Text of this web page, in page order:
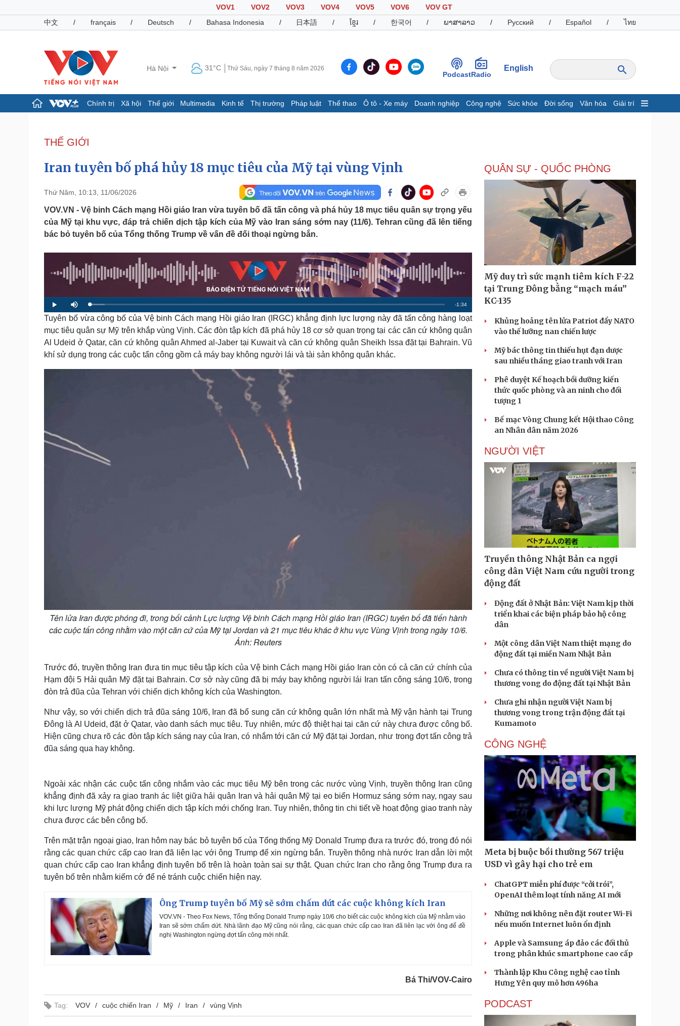
VOV1 VOV2 VOV3 VOV4 VOV5 VOV6
VOV GT
中文
/ français / Deutsch / Bahasa Indonesia / 日本語 / ខ្មែរ / 한국어 / ພາສາລາວ / Русский / Español / ไทย
Hà Nội 31°C Thứ Sáu, ngày 7 tháng 8 năm 2026
PodcastRadio
English
Chính trị Xã hội Thế giới Multimedia Kinh tế Thị trường Pháp luật Thể thao Ô tô - Xe máy Doanh nghiệp Công nghệ Sức khỏe Đời sống Văn hóa Giải trí
Đảng
Tổ chức nhân sự
Nhận diện sự thật
Giáo dục
Dấu ấn VOV
Infographic
Chứng khoán
Giá cà phê
Pháp luật
Vụ án
Tin nóng
Quân sự - Quốc phòng
Vũ khí
Việt Nam
Thể thao
Bóng đá
Lịch thi đấu bóng đá
eSports
Hậu trường
Ô tô - Xe máy
Ô tô
Doanh nghiệp
Thông tin doanh nghiệp
Doanh nghiệp 24h
Vì cộng đồng
Công nghệ
Sành điệu
Tin Công nghệ
Trải nghiệm
Chuyển đổi số
Sức khỏe
Cây thuốc
Sản phụ khoa
Nhi khoa
Nam khoa
Làm đẹp - giảm cân
Phòng mạch online
Ăn sạch sống khỏe
Đời sống
Blog
Tình yêu - Gia đình
Văn hóa
Sân khấu - Điện ảnh
Văn học
Âm nhạc
Di sản
Giải trí
Nghệ sĩ
Thời trang
Sao Việt
Du lịch
Săn Tour
check-in
Podcast
Câu chuyện thời sự
Cửa sổ tình yêu
Kể chuyện cho bé
Hạt giống tâm hồn
THẾ GIỚI
Iran tuyên bố phá hủy 18 mục tiêu của Mỹ tại vùng Vịnh
Thứ Năm, 10:13, 11/06/2026
VOV.VN - Vệ binh Cách mạng Hồi giáo Iran vừa tuyên bố đã tấn công và phá hủy 18 mục tiêu quân sự trọng yếu
của Mỹ tại khu vực, đáp trả chiến dịch tập kích của Mỹ vào Iran sáng sớm nay (11/6). Tehran cũng đã lên tiếng
bác bỏ tuyên bố của Tổng thống Trump về vấn đề đối thoại ngừng bắn.
P
l
a
y
M
u
t
e
L
o
a
d
d
4
.
3
4
R
e
m
-1:34
Tuyên bố vừa công bố của Vệ binh Cách mạng Hồi giáo Iran (IRGC) khẳng định lực lượng này đã tấn công hàng loạt
mục tiêu quân sự Mỹ trên khắp vùng Vịnh. Các đòn tập kích đã phá hủy 18 cơ sở quan trọng tại các căn cứ không quân
Al Udeid ở Qatar, căn cứ không quân Ahmed al-Jaber tại Kuwait và căn cứ không quân Sheikh Issa đặt tại Bahrain. Vũ
khí sử dụng trong các cuộc tấn công gồm cả máy bay không người lái và tài sản không quân khác.
Tên lửa Iran được phóng đi, trong bối cảnh Lực lượng Vệ binh Cách mạng Hồi giáo Iran (IRGC) tuyên bố đã tiến hành
các cuộc tấn công nhằm vào một căn cứ của Mỹ tại Jordan và 21 mục tiêu khác ở khu vực Vùng Vịnh trong ngày 10/6.
Ảnh: Reuters
Trước đó, truyền thông Iran đưa tin mục tiêu tập kích của Vệ binh Cách mạng Hồi giáo Iran còn có cả căn cứ chính của
Hạm đội 5 Hải quân Mỹ đặt tại Bahrain. Cơ sở này cũng đã bị máy bay không người lái Iran tấn công sáng 10/6, trong
đòn trả đũa của Tehran với chiến dịch không kích của Washington.
Như vậy, so với chiến dịch trả đũa sáng 10/6, Iran đã bổ sung căn cứ không quân lớn nhất mà Mỹ vận hành tại Trung
Đông là Al Udeid, đặt ở Qatar, vào danh sách mục tiêu. Tuy nhiên, mức độ thiệt hại tại căn cứ này chưa được công bố.
Hiện cũng chưa rõ các đòn tập kích sáng nay của Iran, có nhắm tới căn cứ Mỹ đặt tại Jordan, như trong đợt tấn công trả
đũa sáng qua hay không.
Ngoài xác nhận các cuộc tấn công nhắm vào các mục tiêu Mỹ bên trong các nước vùng Vịnh, truyền thông Iran cũng
khẳng định đã xảy ra giao tranh ác liệt giữa hải quân Iran và hải quân Mỹ tại eo biển Hormuz sáng sớm nay, ngay sau
khi lực lượng Mỹ phát động chiến dịch tập kích mới chống Iran. Tuy nhiên, thông tin chi tiết về hoạt động giao tranh này
chưa được các bên công bố.
Trên mặt trận ngoại giao, Iran hôm nay bác bỏ tuyên bố của Tổng thống Mỹ Donald Trump đưa ra trước đó, trong đó nói
rằng các quan chức cấp cao Iran đã liên lạc với ông Trump để xin ngừng bắn. Truyền thông nhà nước Iran dẫn lời một
quan chức cấp cao Iran khẳng định tuyên bố trên là hoàn toàn sai sự thật. Quan chức Iran cho rằng ông Trump đưa ra
tuyên bố trên nhằm kiếm cớ để né tránh cuộc chiến hiện nay.
Ông Trump tuyên bố Mỹ sẽ sớm chấm dứt các cuộc không kích Iran
VOV.VN - Theo Fox News, Tổng thống Donald Trump ngày 10/6 cho biết các cuộc không kích của Mỹ nhằm vào
Iran sẽ sớm chấm dứt. Nhà lãnh đạo Mỹ cũng nói rằng, các quan chức cấp cao Iran đã liên lạc với ông để đề
nghị Washington ngừng đợt tấn công mới nhất.
Bá Thi/VOV-Cairo
Tag: VOV cuộc chiến Iran Mỹ Iran vùng Vịnh
QUÂN SỰ - QUỐC PHÒNG
Mỹ duy trì sức mạnh tiêm kích F-22
tại Trung Đông bằng “mạch máu”
KC-135
Khủng hoảng tên lửa Patriot đẩy NATO
vào thế lưỡng nan chiến lược
Mỹ bác thông tin thiếu hụt đạn dược
sau nhiều tháng giao tranh với Iran
Phê duyệt Kế hoạch bồi dưỡng kiến
thức quốc phòng và an ninh cho đối
tượng 1
Bế mạc Vòng Chung kết Hội thao Công
an Nhân dân năm 2026
NGƯỜI VIỆT
Truyền thông Nhật Bản ca ngợi
công dân Việt Nam cứu người trong
động đất
Động đất ở Nhật Bản: Việt Nam kịp thời
triển khai các biện pháp bảo hộ công
dân
Một công dân Việt Nam thiệt mạng do
động đất tại miền Nam Nhật Bản
Chưa có thông tin về người Việt Nam bị
thương vong do động đất tại Nhật Bản
Chưa ghi nhận người Việt Nam bị
thương vong trong trận động đất tại
Kumamoto
CÔNG NGHỆ
Meta bị buộc bồi thường 567 triệu
USD vì gây hại cho trẻ em
ChatGPT miễn phí được “cởi trói”,
OpenAI thêm loạt tính năng AI mới
Những nơi không nên đặt router Wi-Fi
nếu muốn Internet luôn ổn định
Apple và Samsung áp đảo các đối thủ
trong phân khúc smartphone cao cấp
Thành lập Khu Công nghệ cao tỉnh
Hưng Yên quy mô hơn 496ha
PODCAST